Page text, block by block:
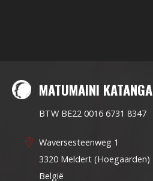
MATUMAINI KATANGA
BTW BE22 0016 6731 8347
Waversesteenweg 1
3320 Meldert (Hoegaarden)
België